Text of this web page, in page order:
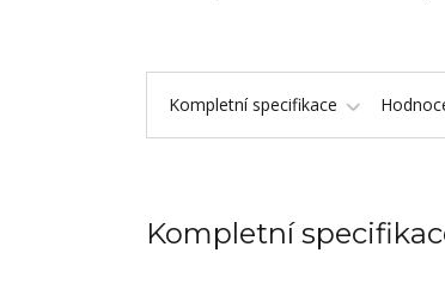
Kompletní specifikace
Kompletní